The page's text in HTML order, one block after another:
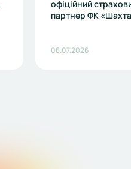
офіційний
партнер ФК
08.07.2026